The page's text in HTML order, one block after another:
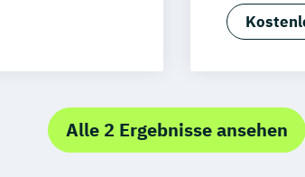
der
Alle 2 Ergebnisse ansehen